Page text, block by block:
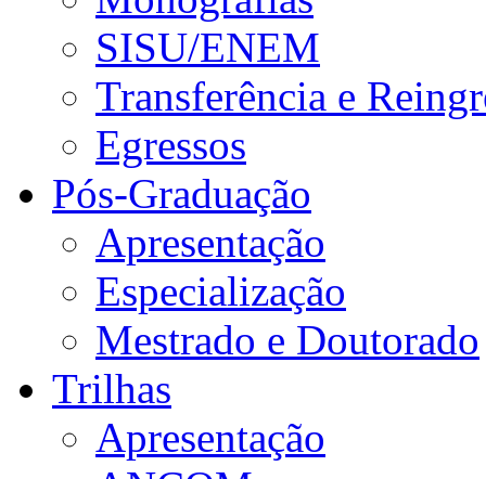
SISU/ENEM
Transferência e
Egressos
Pós-Graduação
Apresentação
Especialização
Mestrado e Doutorado
Trilhas
Apresentação